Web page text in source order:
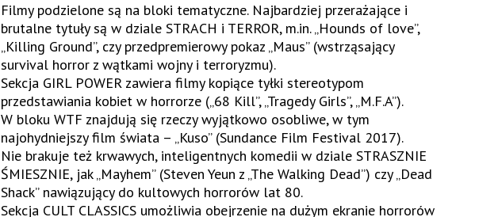
Filmy podzielone są na bloki tematyczne. Najbardziej przerażające i
brutalne tytuły są w dziale STRACH i TERROR, m.in. „Hounds of love”,
„Killing Ground”, czy przedpremierowy pokaz „Maus” (wstrząsający
survival horror z wątkami wojny i terroryzmu).
Sekcja GIRL POWER zawiera filmy kopiące tyłki stereotypom
przedstawiania kobiet w horrorze („68 Kill”, „Tragedy Girls”, „M.F.A”).
W bloku WTF znajdują się rzeczy wyjątkowo osobliwe, w tym
najohydniejszy film świata – „Kuso” (Sundance Film Festival 2017).
Nie brakuje też krwawych, inteligentnych komedii w dziale STRASZNIE
ŚMIESZNIE, jak „Mayhem” (Steven Yeun z „The Walking Dead”) czy „Dead
Shack” nawiązujący do kultowych horrorów lat 80.
Sekcja CULT CLASSICS umożliwia obejrzenie na dużym ekranie horrorów